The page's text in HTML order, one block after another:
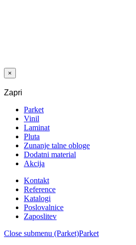
×
Zapri
Parket
Vinil
Laminat
Pluta
Zunanje talne obloge
Dodatni material
Akcija
Kontakt
Reference
Katalogi
Poslovalnice
Zaposlitev
Close submenu (Parket)Parket